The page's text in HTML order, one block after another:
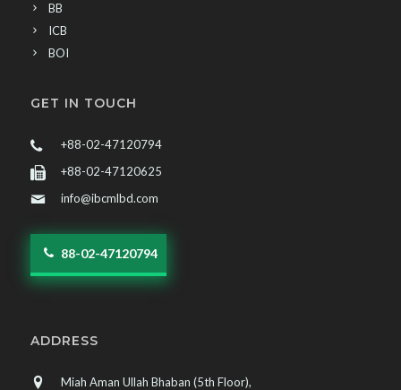
BB
ICB
BOI
GET IN TOUCH
+88-02-47120794
+88-02-47120625
info@ibcmlbd.com
88-02-47120794
ADDRESS
Miah Aman Ullah Bhaban (5th Floor),